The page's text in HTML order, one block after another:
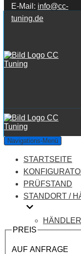
Zum Inhalt springen
E-Mail: info@cc-
tuning.de
Navigations-Menü
STARTSEITE
PRÜFSTAND
STANDORT /
HÄNDLER
Seat Leon 1P
Leistung:160 PS
Drehmoment: 250
Motortyp:Benziner
PREIS
AUF ANFRAGE
PREIS
AUF ANFRAGE